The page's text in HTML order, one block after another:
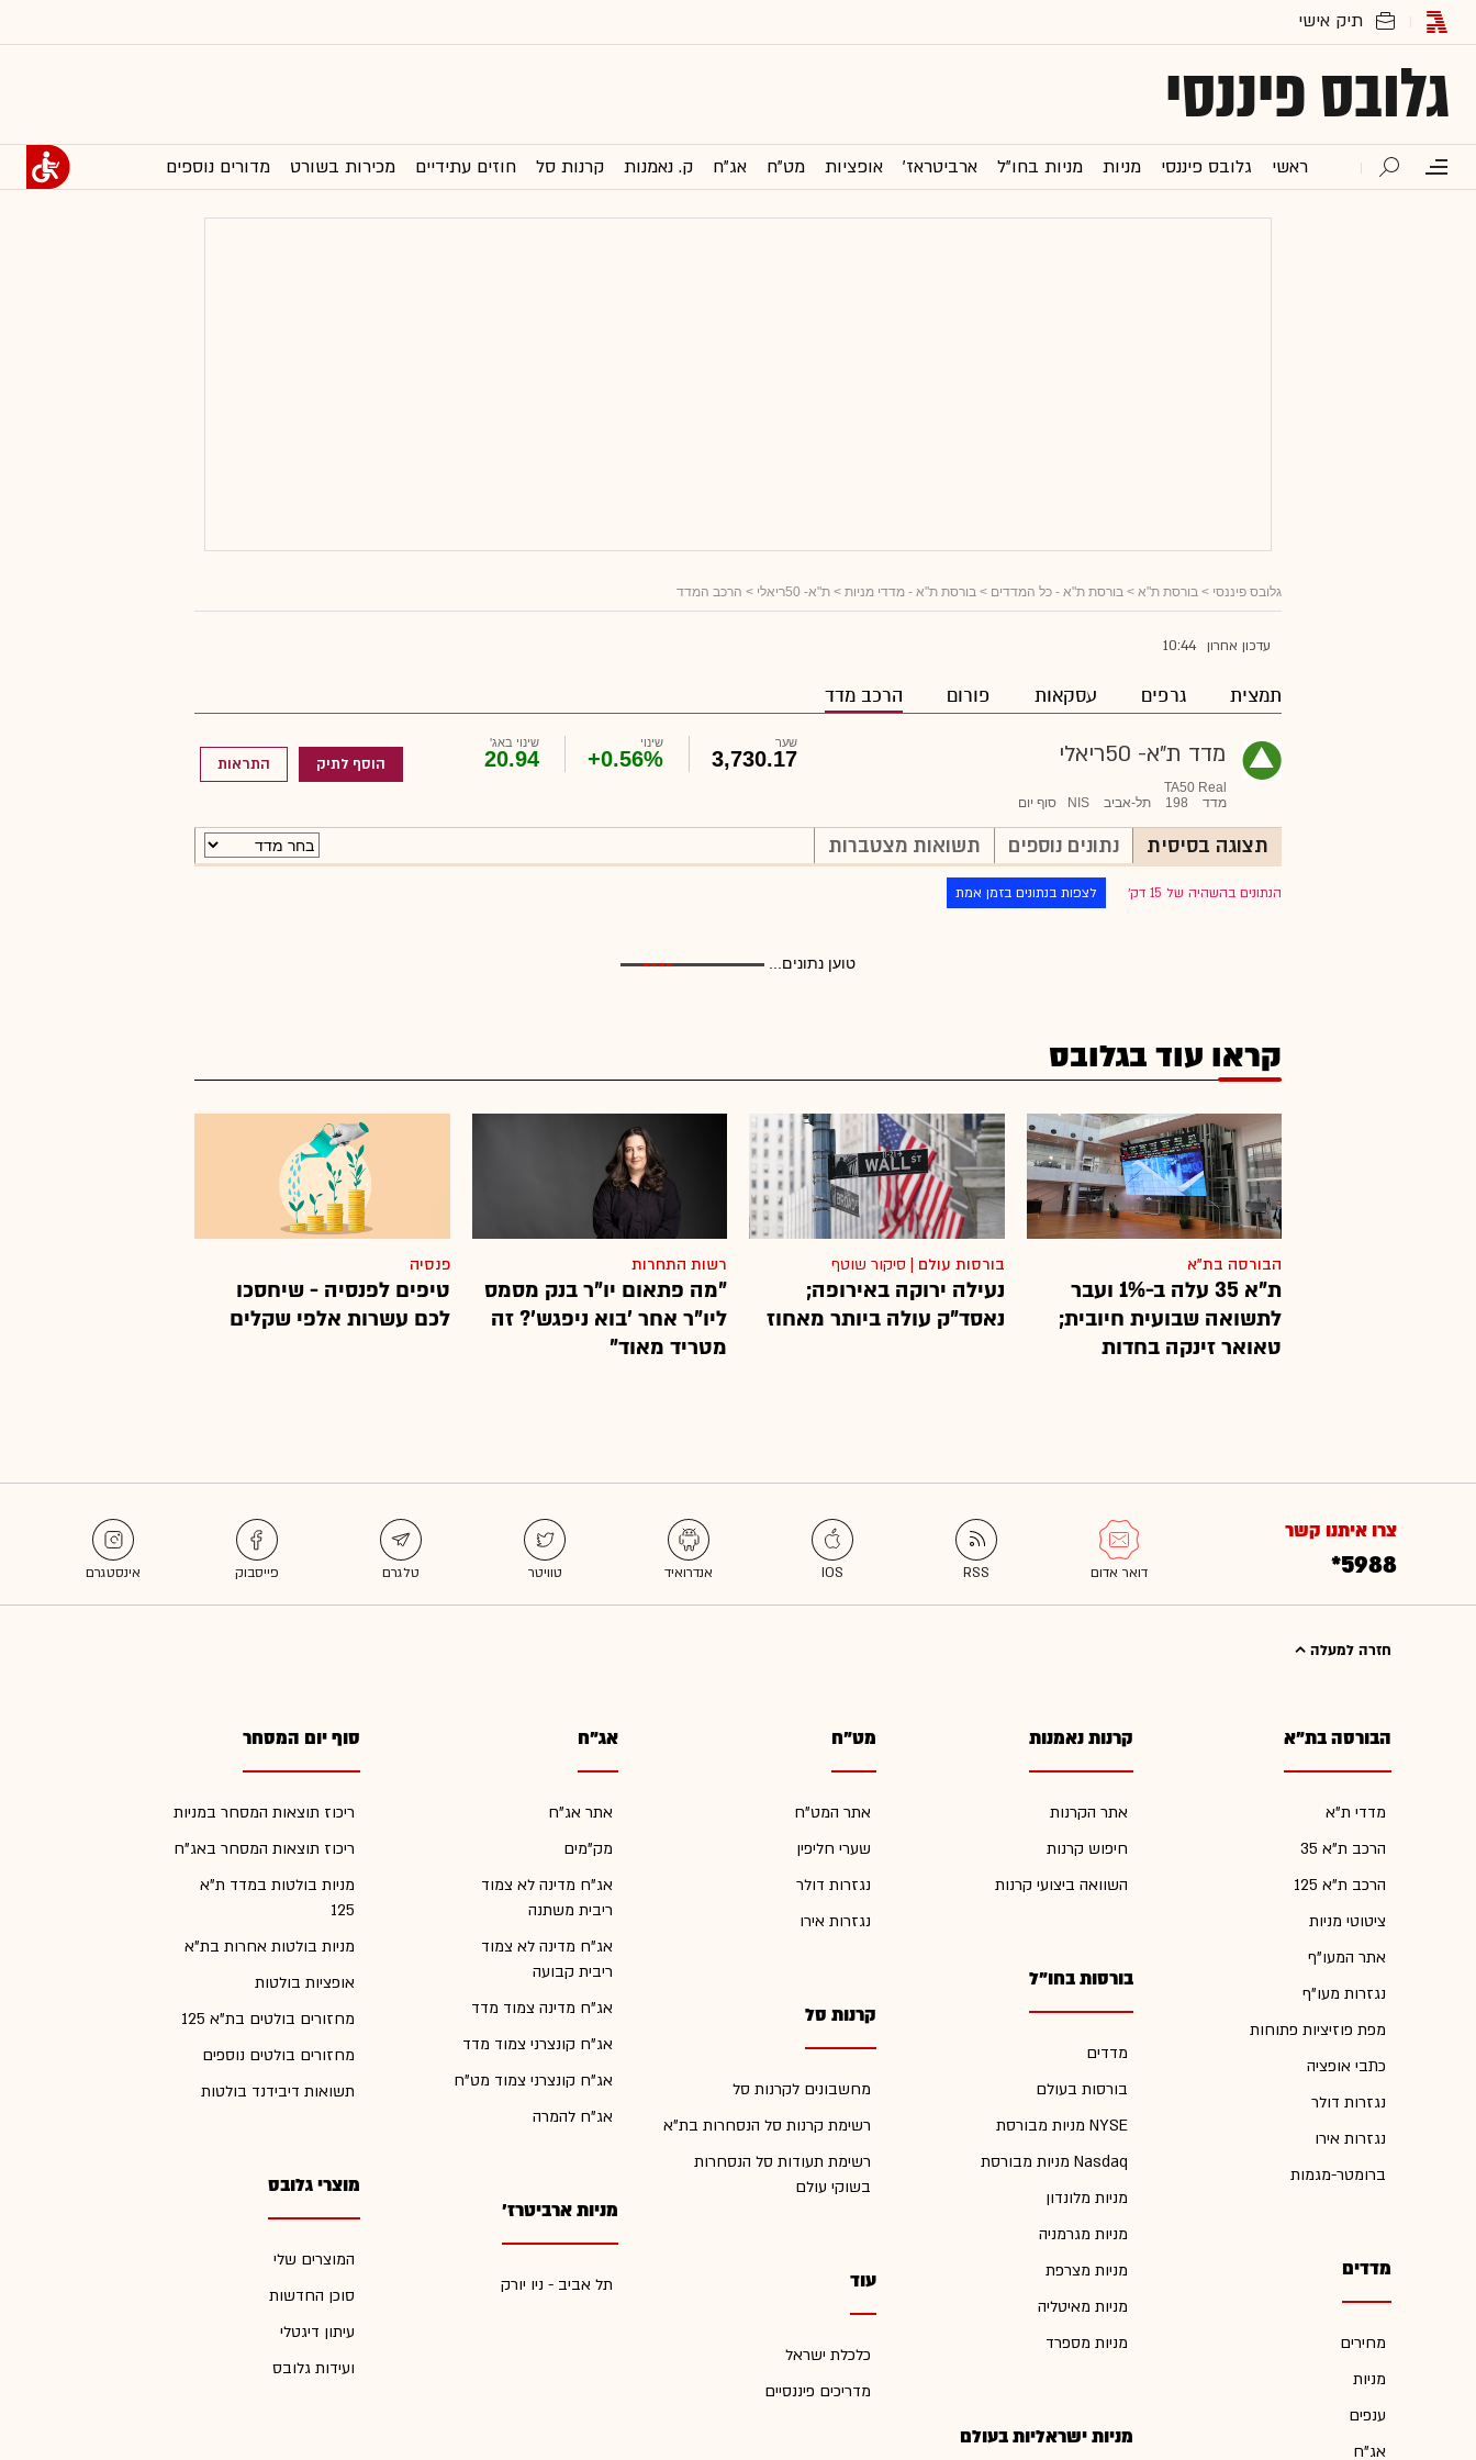
גלובס פיננסי
ראשי גלובס פיננסי מניות מניות בחו"ל ארביטראז' אופציות מט"ח אג"ח ק. נאמנות קרנות סל חוזים עתידיים מכירות בשורט מדורים נוספים
גלובס פיננסי > בורסת ת"א > בורסת ת"א - כל המדדים > בורסת ת"א - מדדי מניות > ת"א- 50ריאלי > הרכב המדד
עדכון אחרון 10:44
תמצית גרפים עסקאות פורום הרכב מדד
מדד ת"א- 50ריאלי
TA50 Real
מדד
198 תל-אביב NIS סוף יום
שער
3,730.17
שינוי
+0.56%
שינוי באג'
20.94 הוסף לתיק התראות
תצוגה בסיסית נתונים נוספים תשואות מצטברות
הנתונים בהשהיה של 15 דק׳ לצפות בנתונים בזמן אמת
טוען נתונים...
קראו עוד בגלובס
הבורסה בת"א
ת"א 35 עלה ב-1% ועבר
לתשואה שבועית חיובית;
טאואר זינקה בחדות
בורסות עולם | סיקור שוטף
נעילה ירוקה באירופה;
נאסד"ק עולה ביותר מאחוז
רשות התחרות
"מה פתאום יו"ר בנק מסמס
ליו"ר אחר 'בוא ניפגש'? זה
מטריד מאוד"
פנסיה
טיפים לפנסיה - שיחסכו
לכם עשרות אלפי שקלים
צרו איתנו קשר
*5988
חזרה למעלה
הבורסה בת"א
מדדי ת"א
הרכב ת"א 35
הרכב ת"א 125
ציטוטי מניות
אתר המעו"ף
נגזרות מעו"ף
מפת פוזיציות פתוחות
כתבי אופציה
נגזרות דולר
נגזרות אירו
ברומטר-מגמות
מדדים
מחירים
מניות
ענפים
אג"ח
קרנות נאמנות
אתר הקרנות
חיפוש קרנות
השוואה ביצועי קרנות
בורסות בחו"ל
מדדים
בורסות בעולם
מניות מבורסת NYSE
מניות מבורסת Nasdaq
מניות מלונדון
מניות מגרמניה
מניות מצרפת
מניות מאיטליה
מניות מספרד
מניות ישראליות בעולם
מט"ח
אתר המט"ח
שערי חליפין
נגזרות דולר
נגזרות אירו
קרנות סל
מחשבונים לקרנות סל
רשימת קרנות סל הנסחרות בת"א
רשימת תעודות סל הנסחרות
בשוקי עולם
עוד
כלכלת ישראל
מדריכים פיננסיים
אג"ח
אתר אג"ח
מק"מים
אג"ח מדינה לא צמוד
ריבית משתנה
אג"ח מדינה לא צמוד
ריבית קבועה
אג"ח מדינה צמוד מדד
אג"ח קונצרני צמוד מדד
אג"ח קונצרני צמוד מט"ח
אג"ח להמרה
מניות ארביטרז'
תל אביב - ניו יורק
סוף יום המסחר
ריכוז תוצאות המסחר במניות
ריכוז תוצאות המסחר באג"ח
מניות בולטות במדד ת"א
125
מניות בולטות אחרות בת"א
אופציות בולטות
מחזורים בולטים בת"א 125
מחזורים בולטים נוספים
תשואות דיבידנד בולטות
מוצרי גלובס
המוצרים שלי
סוכן החדשות
עיתון דיגטלי
ועידות גלובס